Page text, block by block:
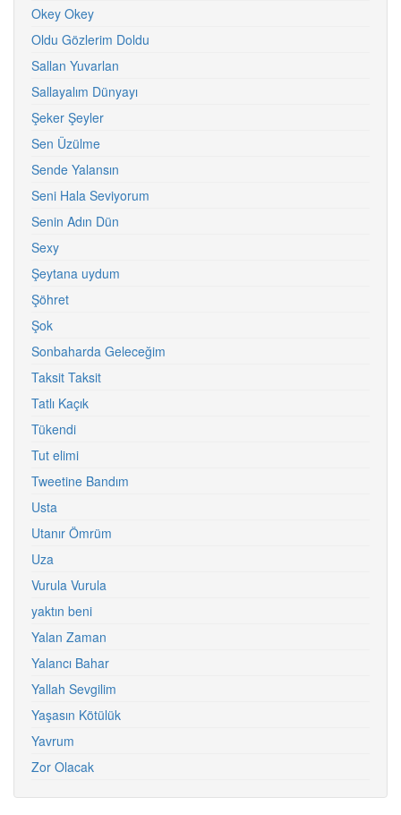
Okey Okey
Oldu Gözlerim Doldu
Sallan Yuvarlan
Sallayalım Dünyayı
Şeker Şeyler
Sen Üzülme
Sende Yalansın
Seni Hala Seviyorum
Senin Adın Dün
Sexy
Şeytana uydum
Şöhret
Şok
Sonbaharda Geleceğim
Taksit Taksit
Tatlı Kaçık
Tükendi
Tut elimi
Tweetine Bandım
Usta
Utanır Ömrüm
Uza
Vurula Vurula
yaktın beni
Yalan Zaman
Yalancı Bahar
Yallah Sevgilim
Yaşasın Kötülük
Yavrum
Zor Olacak